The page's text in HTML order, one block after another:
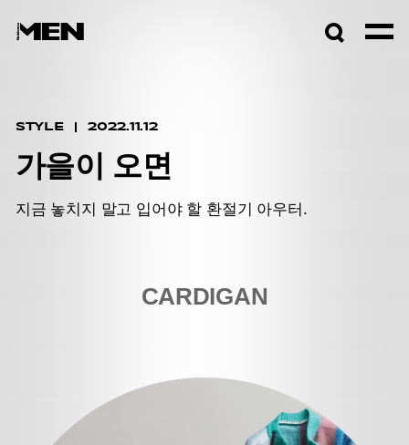
STYLE 2022.11.12
가을이 오면
지금 놓치지 말고 입어야 할 환절기 아우터.
CARDIGAN